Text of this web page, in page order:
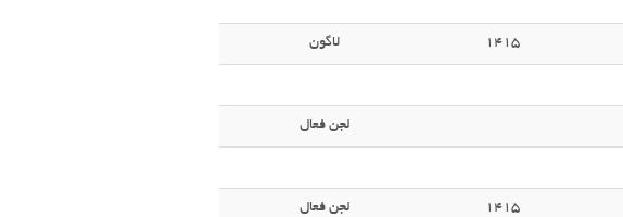
1415 لاگون
لجن فعال
1415 لجن فعال